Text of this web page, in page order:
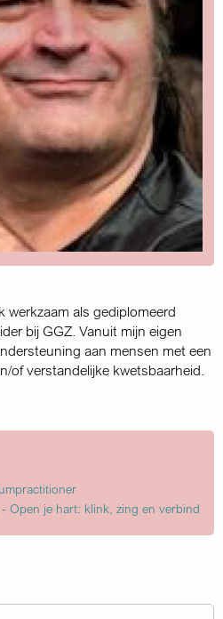
werkzaam als gediplomeerd
bij GGZ. Vanuit mijn eigen
aan mensen met een
of verstandelijke kwetsbaarheid.
Open je hart: klink, zing en verbind